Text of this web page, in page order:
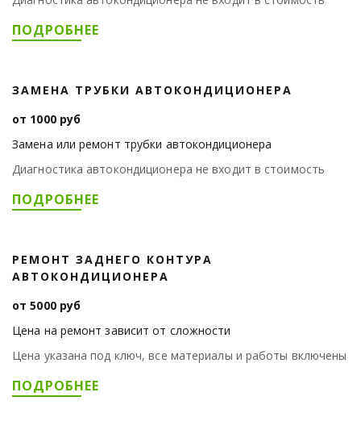
ПОДРОБНЕЕ
ЗАМЕНА ТРУБКИ АВТОКОНДИЦИОНЕРА
Замена или ремонт трубки автокондиционера
Диагностика автокондиционера не входит в стоимость
от 1000 руб
ПОДРОБНЕЕ
РЕМОНТ ЗАДНЕГО КОНТУРА
АВТОКОНДИЦИОНЕРА
Цена на ремонт зависит от сложности
Цена указана под ключ, все материалы и работы включены
от 5000 руб
ПОДРОБНЕЕ